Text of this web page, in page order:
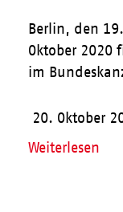
Berlin, den
Oktober 2020
im
20. Oktober
Weiterlesen